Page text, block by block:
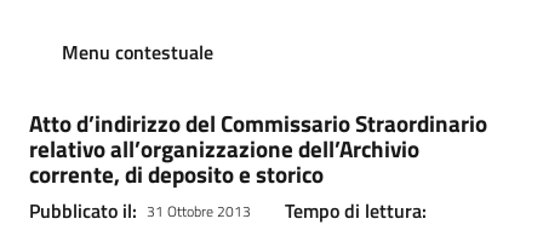
Menu contestuale
Atto d’indirizzo del Commissario Straordinario
relativo all’organizzazione dell’Archivio
corrente, di deposito e storico
Pubblicato il: 31 Ottobre 2013 Tempo di lettura: